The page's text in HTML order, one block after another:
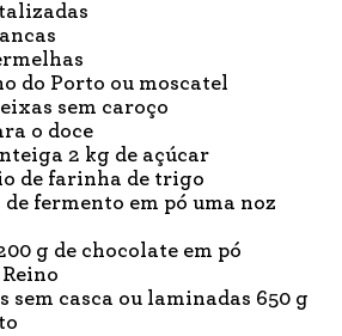
do Porto ou moscatel
sem caroço
o doce
2 kg de açúcar
de farinha de trigo
de fermento em pó uma noz
g de chocolate em pó
sem casca ou laminadas 650 g